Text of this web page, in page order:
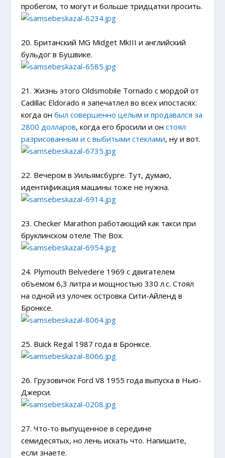
пробегом, то могут и больше тридцатки просить.
20. Британский MG Midget MkIII и английский
бульдог в Бушвике.
21. Жизнь этого Oldsmobile Tornado c мордой от
Cadillac Eldorado я запечатлел во всех ипостасях:
когда онбыл совершенно целым и продавался за
2800 долларов, когда его бросили и онстоял
разрисованным и с выбитыми стеклами, ну и вот.
22. Вечером в Уильямсбурге. Тут, думаю,
идентификация машины тоже не нужна.
23. Checker Marathon работающий как такси при
бруклинском отеле The Box.
24. Plymouth Belvedere 1969 с двигателем
объемом 6,3 литра и мощностью 330 л.с. Стоял
на одной из улочек островка Сити-Айленд в
Бронксе.
25. Buick Regal 1987 года в Бронксе.
26. Грузовичок Ford V8 1955 года выпуска в Нью-
Джерси.
27. Что-то выпущенное в середине
семидесятых, но лень искать что. Напишите,
если знаете.